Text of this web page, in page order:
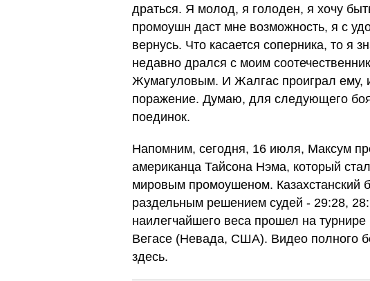
драться. Я молод, я голоден, я хочу
промоушн даст мне возможность, я с
вернусь. Что касается соперника, то я
недавно дрался с моим
Жумагуловым. И Жалгас проиграл ему, и
поражение. Думаю, для следующего
поединок.
Напомним, сегодня, 16 июля, Максум
американца Тайсона Нэма, который
мировым промоушеном. Казахстанский
раздельным решением судей - 29:28,
наилегчайшего веса прошел на
Вегасе (Невада, США). Видео полного
здесь.